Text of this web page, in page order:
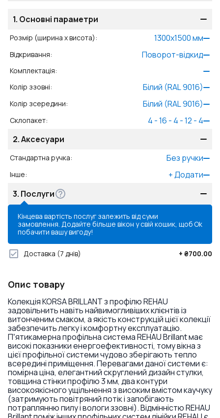
1. Основні параметри
Розмір (ширина x висота): 1300x1500мм
Відкривання: Поворот-відкид
Комплектація:
Колір ззовні: Білий (RAL 9016)
Колір зсередини: Білий (RAL 9016)
Склопакет:
4 - 16 - 4 - 12 - 4
2.Аксесуари
Стандартна ручка: Без ручки
Інше: +Додати
3. Послуги
Кінцева вартість послуг залежить від суми
замовлення. Додайте більше вікон у свій кошик, щоб
побачити вашу вигоду!
Ok
Доставка (7 днів) + ₴700.00
Опис товару
Колекція KORSA BRILLANT з профілю REHAU
задовільнить навіть найвимогливіших клієнтів із
витонченим смаком, а якість конструкцій цієї колекції
забезпечить легку і комфортну експлуатацію.
Пʼятикамерна профільна система REHAU Brillant має
високі показники енергоефективності, тому вікна з
цієї профільної системи чудово зберігають тепло
всередині приміщення. Перевагами даної системи є:
помірна ціна, елегантний скруглений дизайн стулки,
товщина стінки профілю 3 мм, два контури
високоякісного ущільнення з високим вмістом каучуку
(затримують повітряний потік і запобігають
потраплянню пилу і вологи ззовні). Відмінністю REHAU